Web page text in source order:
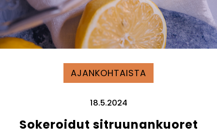
AJANKOHTAISTA
18.5.2024
Sokeroidut sitruunankuoret